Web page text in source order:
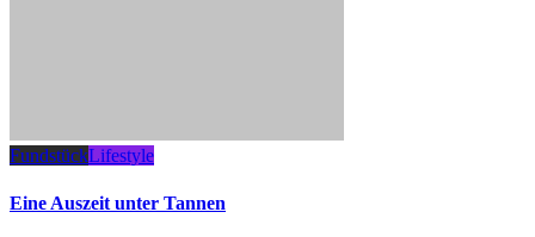
FundstückLifestyle
Eine Auszeit unter Tannen